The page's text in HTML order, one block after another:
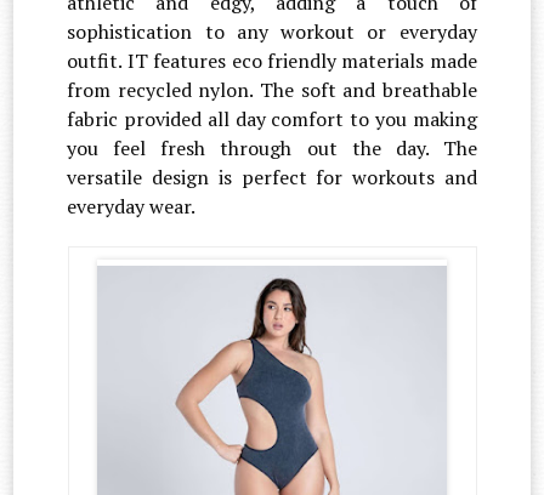
sophistication to any workout or everyday
outfit. IT features eco friendly materials made
from recycled nylon. The soft and breathable
fabric provided all day comfort to you making
you feel fresh through out the day. The
versatile design is perfect for workouts and
everyday wear.